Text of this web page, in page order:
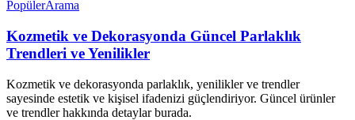
PopülerArama
Kozmetik ve Dekorasyonda Güncel Parlaklık
Trendleri ve Yenilikler
Kozmetik ve dekorasyonda parlaklık, yenilikler ve trendler
sayesinde estetik ve kişisel ifadenizi güçlendiriyor. Güncel ürünler
ve trendler hakkında detaylar burada.